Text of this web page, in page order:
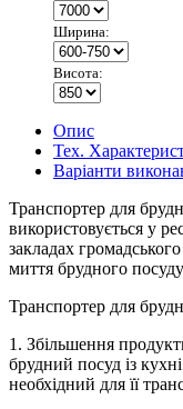
Ширина:
Висота:
Опис
Тех.
Варіанти
Транспортер для
використовується у
закладах
миття брудного
Транспортер для
1. Збільшення
брудний посуд із
необхідний для її